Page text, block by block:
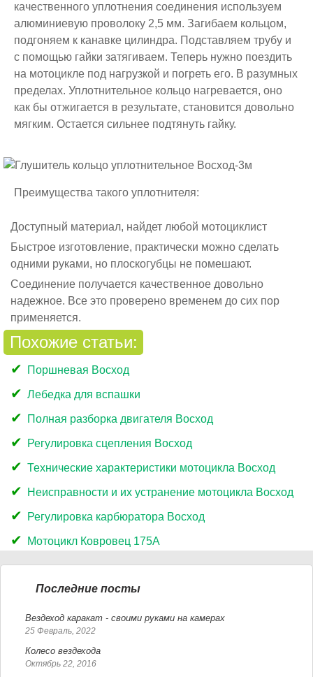
качественного уплотнения соединения используем
алюминиевую проволоку 2,5 мм. Загибаем кольцом,
подгоняем к канавке цилиндра. Подставляем трубу и
с помощью гайки затягиваем. Теперь нужно поездить
на мотоцикле под нагрузкой и погреть его. В разумных
пределах. Уплотнительное кольцо нагревается, оно
как бы отжигается в результате, становится довольно
мягким. Остается сильнее подтянуть гайку.
Преимущества такого уплотнителя:
Доступный материал, найдет любой мотоциклист
Быстрое изготовление, практически можно сделать
одними руками, но плоскогубцы не помешают.
Соединение получается качественное довольно
надежное. Все это проверено временем до сих пор
применяется.
Похожие статьи:
Поршневая Восход
Лебедка для вспашки
Полная разборка двигателя Восход
Регулировка сцепления Восход
Технические характеристики мотоцикла Восход
Неисправности и их устранение мотоцикла Восход
Регулировка карбюратора Восход
Мотоцикл Ковровец 175А
Последние посты
Вездеход каракат - своими руками на камерах
25 Февраль, 2022
Колесо вездехода
Октябрь 22, 2016